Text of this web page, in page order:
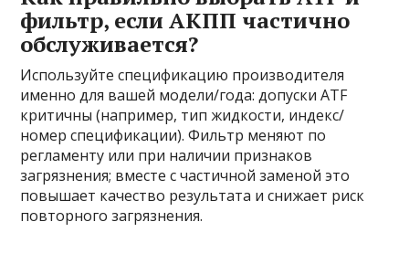
фильтр, если АКПП частично
обслуживается?
Используйте спецификацию производителя
именно для вашей модели/года: допуски ATF
критичны (например, тип жидкости, индекс/
номер спецификации). Фильтр меняют по
регламенту или при наличии признаков
загрязнения; вместе с частичной заменой это
повышает качество результата и снижает риск
повторного загрязнения.